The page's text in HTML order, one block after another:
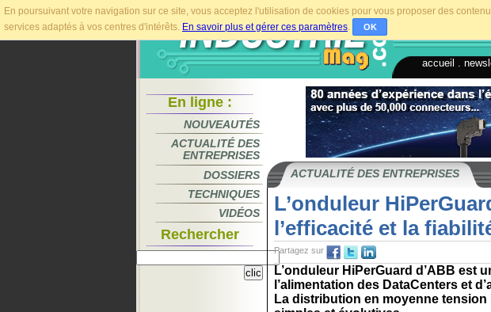
En poursuivant votre navigation sur ce site, vous acceptez l'utilisation de cookies pour vous proposer des
services adaptés à vos centres d'intérêts. En savoir plus et gérer ces paramètres. OK
accueil
En ligne :
NOUVEAUTÉS
ACTUALITÉ DES
ENTREPRISES
DOSSIERS
TECHNIQUES
VIDÉOS
Rechercher
ACTUALITÉ DES ENTREPRISES
L’onduleur
l’efficacité et la
Partagez sur
L’onduleur HiPerGuard d’ABB est
l’alimentation des DataCenters et
La distribution en moyenne